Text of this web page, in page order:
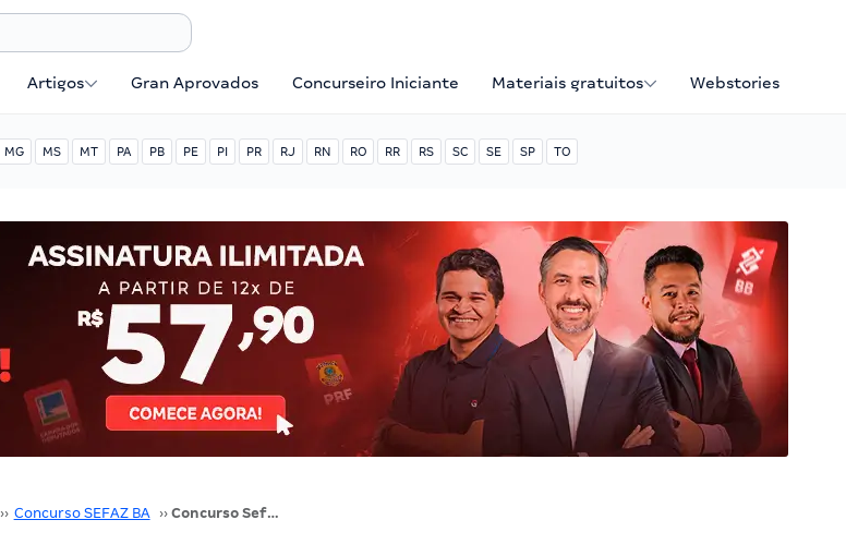
Artigos Gran Aprovados Concurseiro Iniciante Materiais gratuitos Webstories
MG MS MT PA PB PE PI PR RJ RN RO RR RS SC SE SP TO
›› Concurso SEFAZ BA ›› Concurso Sefaz BA: 200 vagas previstas na LOA 2026!